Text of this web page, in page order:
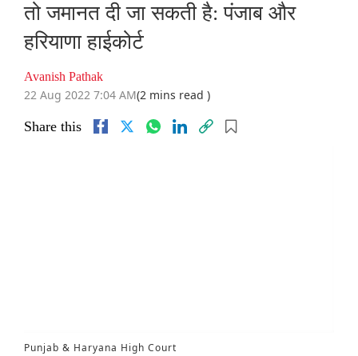
तो जमानत दी जा सकती है: पंजाब और
हरियाणा हाईकोर्ट
Avanish Pathak
22 Aug 2022 7:04 AM(2 mins read )
Share this
Punjab & Haryana High Court